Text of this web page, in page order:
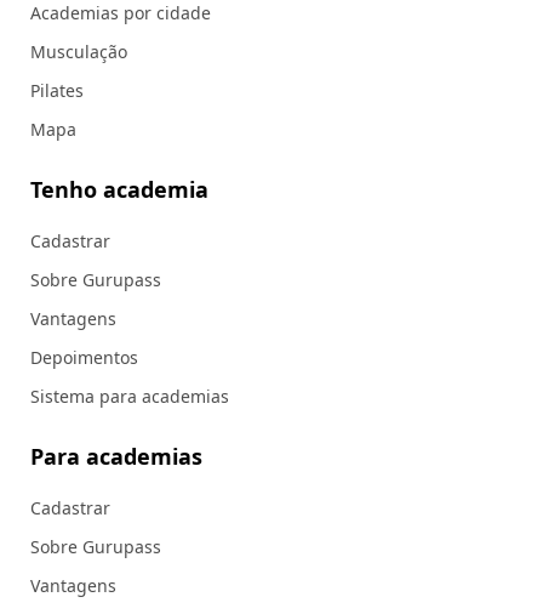
Academias por cidade
Musculação
Pilates
Mapa
Tenho academia
Cadastrar
Sobre Gurupass
Vantagens
Depoimentos
Sistema para academias
Para academias
Cadastrar
Sobre Gurupass
Vantagens